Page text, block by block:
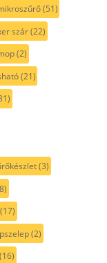
(51)
szár(22)
(2)
(21)
(3)
(17)
(2)
(16)